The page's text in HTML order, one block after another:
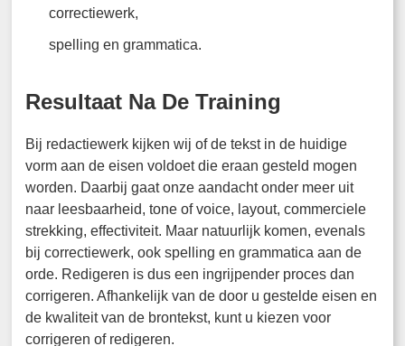
correctiewerk,
spelling en grammatica.
Resultaat Na De Training
Bij redactiewerk kijken wij of de tekst in de huidige
vorm aan de eisen voldoet die eraan gesteld mogen
worden. Daarbij gaat onze aandacht onder meer uit
naar leesbaarheid, tone of voice, layout, commerciele
strekking, effectiviteit. Maar natuurlijk komen, evenals
bij correctiewerk, ook spelling en grammatica aan de
orde. Redigeren is dus een ingrijpender proces dan
corrigeren. Afhankelijk van de door u gestelde eisen en
de kwaliteit van de brontekst, kunt u kiezen voor
corrigeren of redigeren.